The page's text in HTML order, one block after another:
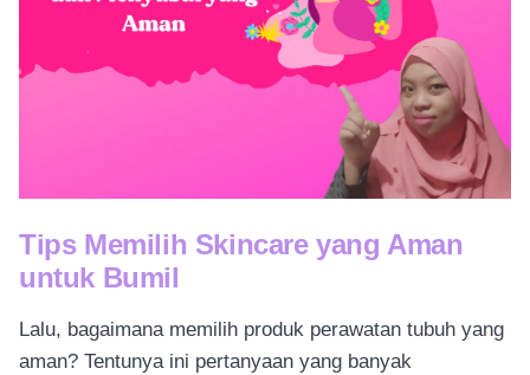
Tips Memilih Skincare yang Aman
untuk Bumil
Lalu, bagaimana memilih produk perawatan tubuh yang
aman? Tentunya ini pertanyaan yang banyak